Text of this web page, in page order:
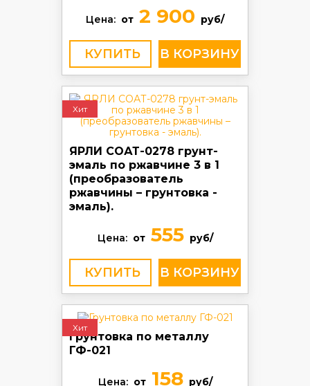
Цена: от 2 900 руб/
КУПИТЬ
Хит
ЯРЛИ СОАТ-0278 грунт-
эмаль по ржавчине 3 в 1
(преобразователь
ржавчины – грунтовка -
эмаль).
Цена: от555 руб/
КУПИТЬ
Хит
Грунтовка по металлу
ГФ-021
Цена: от158 руб/